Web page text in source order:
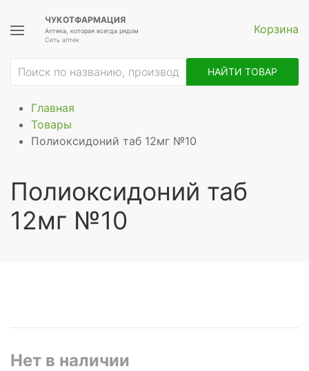
ЧУКОТФАРМАЦИЯ
Аптека, которая всегда рядом
Сеть аптек
Корзина
НАЙТИ ТОВАР
Главная
Товары
Полиоксидоний таб 12мг №10
Полиоксидоний таб
12мг №10
Нет в наличии